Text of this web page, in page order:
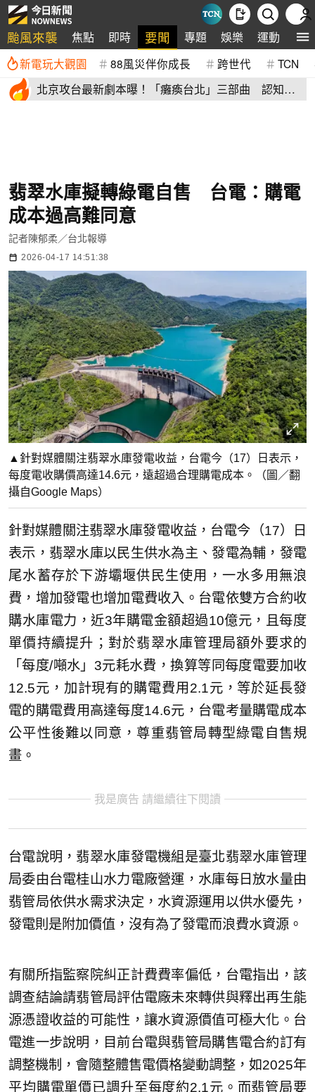
颱風來襲 焦點 即時 要聞 專題 娛樂 運動 全
新電玩大觀園 88風災伴你成長 跨世代 TCN
北京攻台最新劇本曝！「癱瘓台北」三部曲 認知戰
翡翠水庫擬轉綠電自售 台電：購電
成本過高難同意
記者陳郁柔／台北報導
2026-04-17 14:51:38
▲針對媒體關注翡翠水庫發電收益，台電今（17）日表示，
每度電收購價高達14.6元，遠超過合理購電成本。（圖／翻
攝自Google Maps）
針對媒體關注翡翠水庫發電收益，台電今（17）日
表示，翡翠水庫以民生供水為主、發電為輔，發電
尾水蓄存於下游壩堰供民生使用，一水多用無浪
費，增加發電也增加電費收入。台電依雙方合約收
購水庫電力，近3年購電金額超過10億元，且每度
單價持續提升；對於翡翠水庫管理局額外要求的
「每度/噸水」3元耗水費，換算等同每度電要加收
12.5元，加計現有的購電費用2.1元，等於延長發
電的購電費用高達每度14.6元，台電考量購電成本
公平性後難以同意，尊重翡管局轉型綠電自售規
畫。
我是廣告 請繼續往下閱讀
台電說明，翡翠水庫發電機組是臺北翡翠水庫管理
局委由台電桂山水力電廠營運，水庫每日放水量由
翡管局依供水需求決定，水資源運用以供水優先，
發電則是附加價值，沒有為了發電而浪費水資源。
有關所指監察院糾正計費費率偏低，台電指出，該
調查結論請翡管局評估電廠未來轉供與釋出再生能
源憑證收益的可能性，讓水資源價值可極大化。台
電進一步說明，目前台電與翡管局購售電合約訂有
調整機制，會隨整體售電價格變動調整，如2025年
平均購電單價已調升至每度約2.1元。而翡管局要